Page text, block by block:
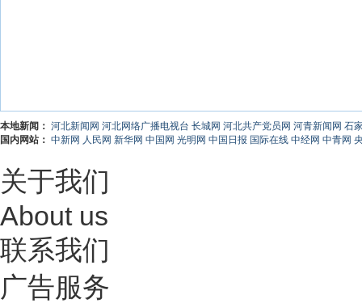
本地新闻： 河北新闻网 河北网络广播电视台 长城网 河北共产党员网 河青新闻网 石
国内网站： 中新网 人民网 新华网 中国网 光明网 中国日报 国际在线 中经网 中青网
关于我们
About us
联系我们
广告服务